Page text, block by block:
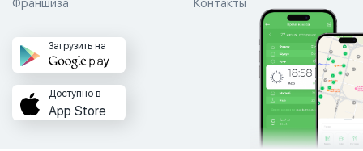
Контакты
Франшиза
Загрузить на
Доступно в
App Store